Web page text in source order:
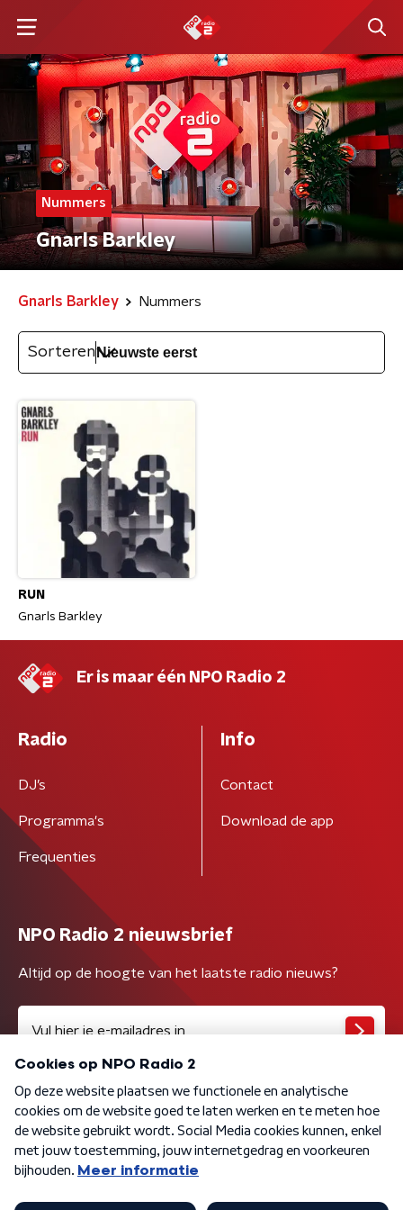
Nummers
Gnarls Barkley
Gnarls Barkley Nummers
Sorteren
RUN
Gnarls Barkley
Er is maar één NPO Radio 2
Radio
DJ’s
Programma's
Frequenties
Info
Contact
Download de app
NPO Radio 2 nieuwsbrief
Altijd op de hoogte van het laatste radio nieuws?
Algemene voorwaarden